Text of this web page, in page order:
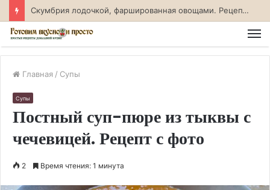
Судак. фаршированный креветками. Рецепт с фото
Главная / Супы
Супы
Постный суп-пюре из тыквы с
чечевицей. Рецепт с фото
2 Время чтения: 1 минута